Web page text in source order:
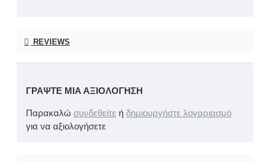
REVIEWS
ΓΡΆΨΤΕ ΜΙΑ ΑΞΙΟΛΌΓΗΣΗ
Παρακαλώ συνδεθείτε ή δημιουργήστε λογαριασμό
για να αξιολογήσετε